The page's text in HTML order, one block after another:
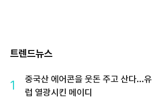
트렌드뉴스
1
중국산 에어콘을 웃돈 주고 산다...유
럽 열광시킨 메이디